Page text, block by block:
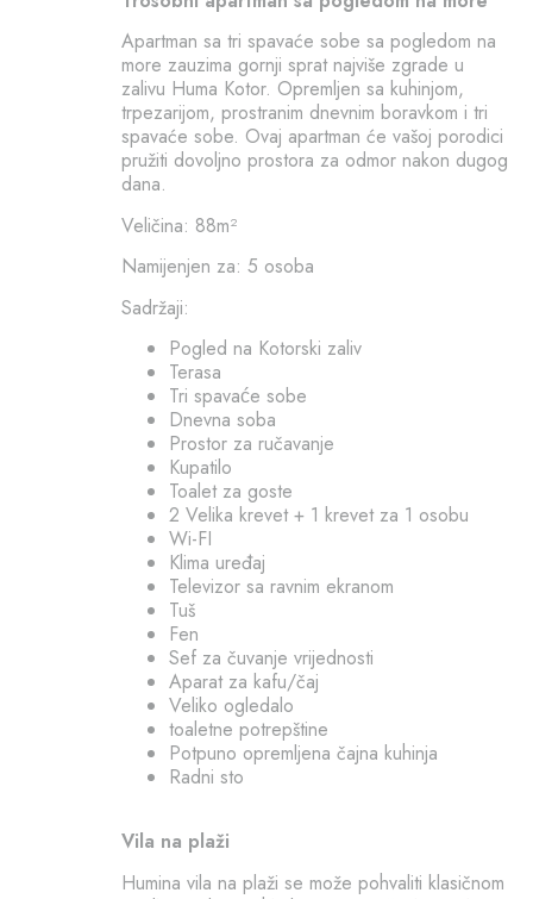
Apartman sa tri spavaće sobe sa pogledom na
more zauzima gornji sprat najviše zgrade u
zalivu Huma Kotor. Opremljen sa kuhinjom,
trpezarijom, prostranim dnevnim boravkom i tri
spavaće sobe. Ovaj apartman će vašoj porodici
pružiti dovoljno prostora za odmor nakon dugog
dana.
Veličina: 88m²
Namijenjen za: 5 osoba
Sadržaji:
Pogled na Kotorski zaliv
Terasa
Tri spavaće sobe
Dnevna soba
Prostor za ručavanje
Kupatilo
Toalet za goste
2 Velika krevet + 1 krevet za 1 osobu
Wi-FI
Klima uređaj
Televizor sa ravnim ekranom
Tuš
Fen
Sef za čuvanje vrijednosti
Aparat za kafu/čaj
Veliko ogledalo
toaletne potrepštine
Potpuno opremljena čajna kuhinja
Radni sto
Vila na plaži
Humina vila na plaži se može pohvaliti klasičnom